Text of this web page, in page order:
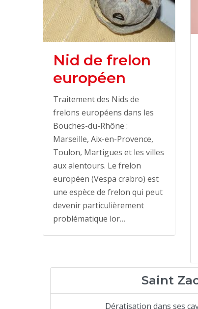
Nid de frelon
européen
Traitement des Nids de
frelons européens dans les
Bouches-du-Rhône :
Marseille, Aix-en-Provence,
Toulon, Martigues et les villes
aux alentours. Le frelon
européen (Vespa crabro) est
une espèce de frelon qui peut
devenir particulièrement
problématique lor…
Saint
Dératisation dans ses